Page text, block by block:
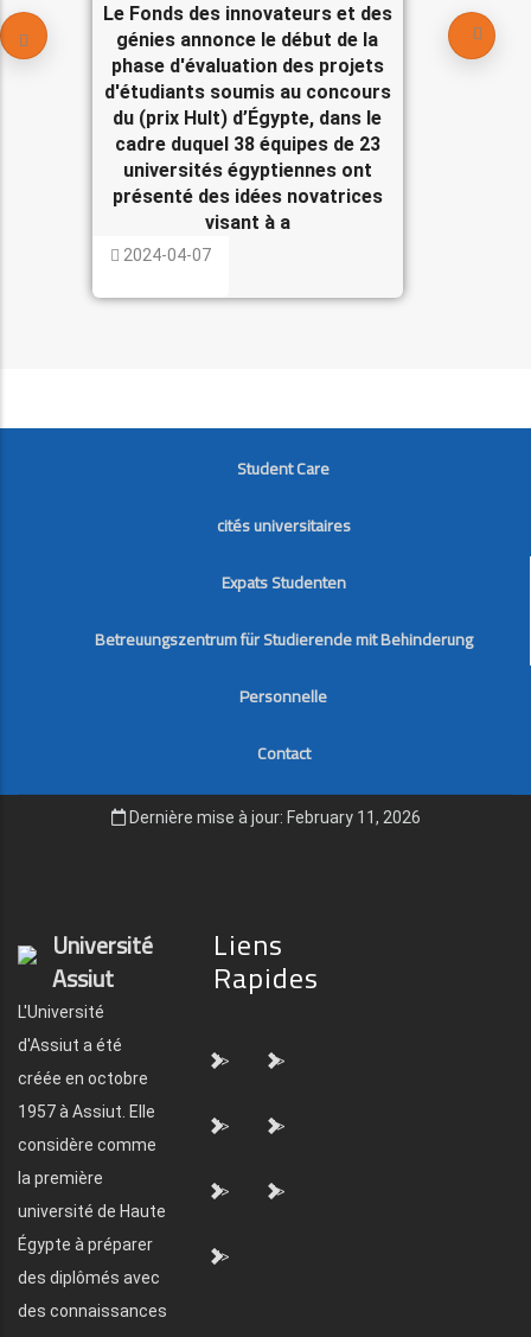
Le Fonds des innovateurs et des
génies annonce le début de la
phase d'évaluation des projets
d'étudiants soumis au concours
du (prix Hult) d’Égypte, dans le
cadre duquel 38 équipes de 23
universités égyptiennes ont
présenté des idées novatrices
visant à a
2024-04-07
FOOTER
Student Care
cités universitaires
Expats Studenten
Betreuungszentrum für Studierende mit Behinderung
Personnelle
Contact
Dernière mise à jour: February 11, 2026
Université
Assiut
L'Université
d'Assiut a été
créée en octobre
1957 à Assiut. Elle
considère comme
la première
université de Haute
Égypte à préparer
des diplômés avec
des connaissances
Liens
Rapides
"> ">
"> ">
"> ">
">